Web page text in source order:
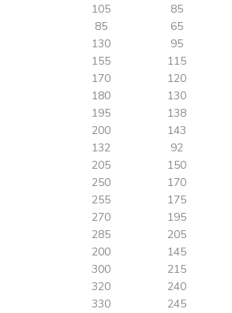
105
85
85
65
130
95
155
115
170
120
180
130
195
138
200
143
132
92
205
150
250
170
255
175
270
195
285
205
200
145
300
215
320
240
330
245